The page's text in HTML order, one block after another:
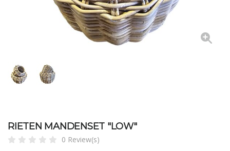
RIETEN MANDENSET "LOW"
0 Review(s)